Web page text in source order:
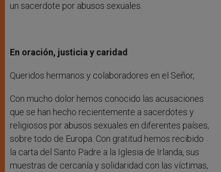
un sacerdote por abusos sexuales.
En oración, justicia y caridad
Queridos hermanos y colaboradores en el Señor,
Con mucho dolor hemos conocido las acusaciones
que se han hecho recientemente a sacerdotes y
religiosos por abusos sexuales en diferentes países,
sobre todo de Europa. Con gratitud hemos recibido
la carta del Santo Padre a la Iglesia de Irlanda, sus
muestras de cercanía y solidaridad con las víctimas,